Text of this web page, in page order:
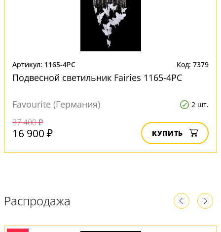
Артикул: 1165-4PC Код: 7379
Подвесной светильник Fairies 1165-4PC
Favourite (Германия) 2 шт.
37 400 ₽
16 900 ₽ КУПИТЬ
Распродажа